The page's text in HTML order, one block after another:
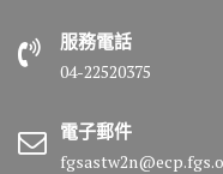
服務電話
04-22520375
電子郵件